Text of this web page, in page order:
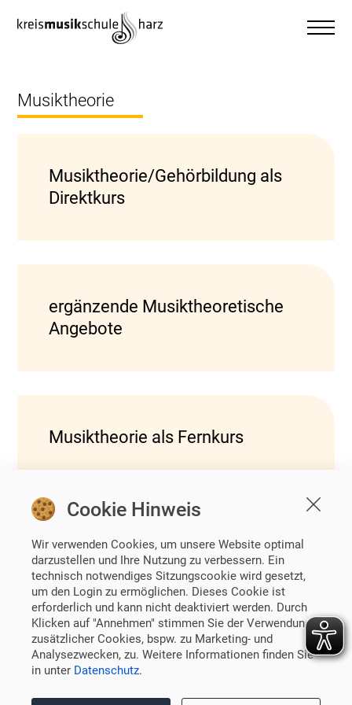
Musiktheorie
Musiktheorie/Gehörbildung als
Direktkurs
ergänzende Musiktheoretische
Angebote
Musiktheorie als Fernkurs
zurück
Über uns
Förderer / Unterstützer
Datenschutz
Cookie Hinweis
Wir verwenden Cookies, um unsere Website optimal
darzustellen und Ihre Nutzung zu verbessern. Ein
technisch notwendiges Sitzungscookie wird gesetzt,
um den Login zu ermöglichen. Dieses Cookie ist
erforderlich und kann nicht deaktiviert werden. Durch
Klicken auf "Annehmen" stimmen Sie der Verwendung
zusätzlicher Cookies, bspw. zu Marketing- und
Analysezwecken, zu. Weitere Informationen finden Sie
in unter Datenschutz.